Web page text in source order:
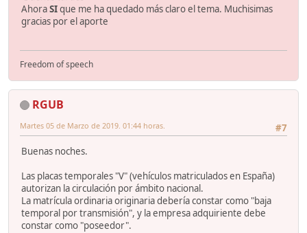
AhoraSIque me ha quedado más claro el tema. Muchisimas
gracias por el aporte
Freedom of speech
RGUB
#7
Martes 05 de Marzo de 2019. 01:44 horas.
Buenas noches.
Las placas temporales "V" (vehículos matriculados en España)
autorizan la circulación por ámbito nacional.
La matrícula ordinaria originaria debería constar como "baja
temporal por transmisión", y la empresa adquiriente debe
constar como "poseedor".